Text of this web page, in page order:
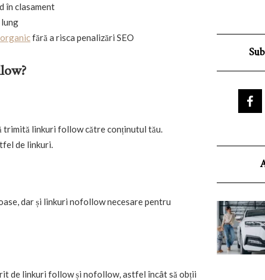
în clasament
fără a risca penalizări SEO
linkuri follow către conținutul tău.
de linkuri.
dar și linkuri nofollow necesare pentru
de linkuri follow și nofollow, astfel încât să obții